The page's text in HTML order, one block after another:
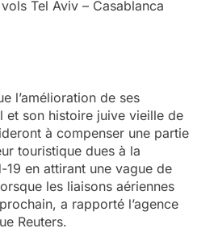
Tel Aviv – Casablanca
l’amélioration de ses
et son histoire juive vieille de
à compenser une partie
touristique dues à la
en attirant une vague de
les liaisons aériennes
a rapporté l’agence
Reuters.